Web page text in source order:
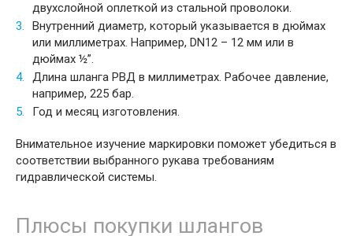
двухслойной оплеткой из стальной проволоки.
Внутренний диаметр, который указывается в дюймах
или миллиметрах. Например, DN12 – 12 мм или в
дюймах ½”.
Длина шланга РВД в миллиметрах. Рабочее давление,
например, 225 бар.
Год и месяц изготовления.
Внимательное изучение маркировки поможет убедиться в
соответствии выбранного рукава требованиям
гидравлической системы.
Плюсы покупки шлангов